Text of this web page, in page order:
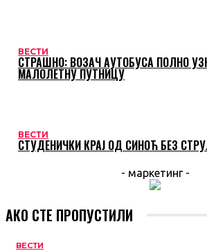
ВЕСТИ
СТРАШНО: ВОЗАЧ АУТОБУСА ПОЛНО
МАЛОЛЕТНУ ПУТНИЦУ
ВЕСТИ
СТУДЕНИЧКИ КРАЈ ОД СИНОЋ БЕЗ
- маркетинг -
АКО СТЕ ПРОПУСТИЛИ
ВЕСТИ